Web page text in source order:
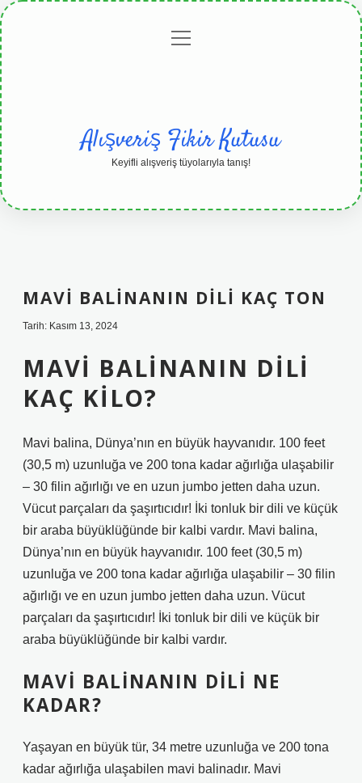
Gizlilikmenüyü
Alışveriş Fikir Kutusu
Keyifli alışveriş tüyolarıyla tanış!
MAVI BALINANIN DILI KAÇ TON
Tarih: Kasım 13, 2024
MAVI BALINANIN DILI
KAÇ KILO?
Mavi balina, Dünya’nın en büyük hayvanıdır. 100 feet
(30,5 m) uzunluğa ve 200 tona kadar ağırlığa ulaşabilir
– 30 filin ağırlığı ve en uzun jumbo jetten daha uzun.
Vücut parçaları da şaşırtıcıdır! İki tonluk bir dili ve küçük
bir araba büyüklüğünde bir kalbi vardır. Mavi balina,
Dünya’nın en büyük hayvanıdır. 100 feet (30,5 m)
uzunluğa ve 200 tona kadar ağırlığa ulaşabilir – 30 filin
ağırlığı ve en uzun jumbo jetten daha uzun. Vücut
parçaları da şaşırtıcıdır! İki tonluk bir dili ve küçük bir
araba büyüklüğünde bir kalbi vardır.
MAVI BALINANIN DILI NE
KADAR?
Yaşayan en büyük tür, 34 metre uzunluğa ve 200 tona
kadar ağırlığa ulaşabilen mavi balinadır. Mavi